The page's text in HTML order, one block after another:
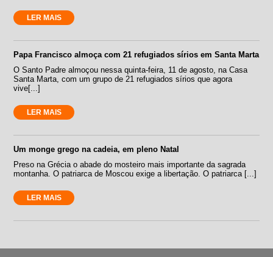
LER MAIS
Papa Francisco almoça com 21 refugiados sírios em Santa Marta
O Santo Padre almoçou nessa quinta-feira, 11 de agosto, na Casa
Santa Marta, com um grupo de 21 refugiados sírios que agora
vive[...]
LER MAIS
Um monge grego na cadeia, em pleno Natal
Preso na Grécia o abade do mosteiro mais importante da sagrada
montanha. O patriarca de Moscou exige a libertação. O patriarca [...]
LER MAIS